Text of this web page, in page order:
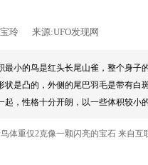
玲 来源:UFO发现网
最小的鸟是红头长尾山雀，整个身子
状是凸的，外侧的尾巴羽毛是带有白
起，性格十分开朗，以一些体积较小
体重仅2克像一颗闪亮的宝石 来自